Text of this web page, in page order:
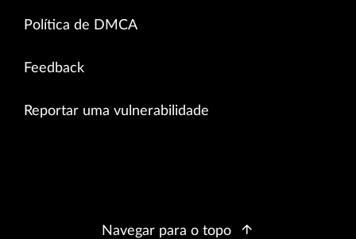
Política de DMCA
Feedback
Reportar uma vulnerabilidade
Navegar para o topo